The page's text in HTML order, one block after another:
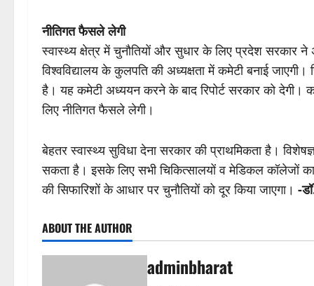
नीतिगत फैसले लेगी
स्वास्थ्य क्षेत्र में चुनौतियों और सुधार के लिए प्रदेश सरकार
विश्वविद्यालय के कुलपति की अध्यक्षता में कमेटी बनाई
है। यह कमेटी अध्ययन करने के बाद रिपोर्ट सरकार को देगी।
लिए नीतिगत फैसले लेगी।
बेहतर स्वास्थ्य सुविधा देना सरकार की प्राथमिकता है।
सकता है। इसके लिए सभी चिकित्सालयों व मेडिकल कॉलेजों
की सिफारिशों के आधार पर चुनौतियों को दूर किया जाएगा। -
ABOUT THE AUTHOR
adminbharat